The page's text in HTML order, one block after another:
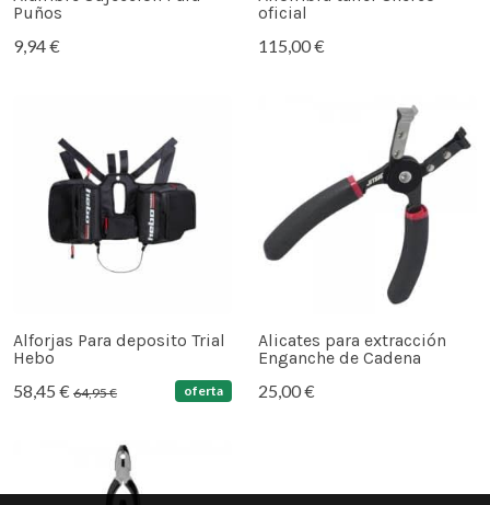
Puños
9,94 €
oficial
115,00 €
Alforjas Para deposito Trial
Hebo
58,45 € 64,95 € oferta
Alicates para extracción
Enganche de Cadena
25,00 €